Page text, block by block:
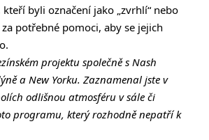
byli označení jako „zvrhlí“ nebo
potřebné pomoci, aby se jejich
projektu společně s Nash
a New Yorku. Zaznamenal jste v
odlišnou atmosféru v sále či
programu, který rozhodně nepatří k